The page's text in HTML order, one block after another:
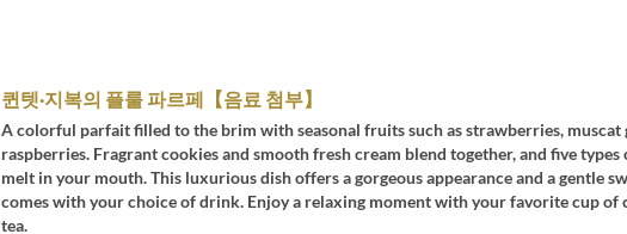
퀸텟·지복의 플룰 파르페【음료 첨부】
A colorful parfait filled to the brim with seasonal fruits such as strawberries, muscat
raspberries. Fragrant cookies and smooth fresh cream blend together, and five types
melt in your mouth. This luxurious dish offers a gorgeous appearance and a gentle
comes with your choice of drink. Enjoy a relaxing moment with your favorite cup of
tea.